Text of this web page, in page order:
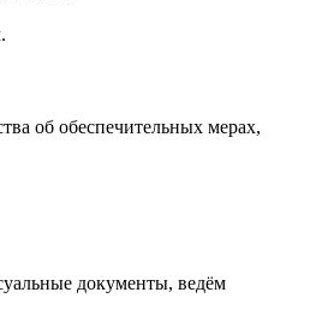
об обеспечительных мерах,